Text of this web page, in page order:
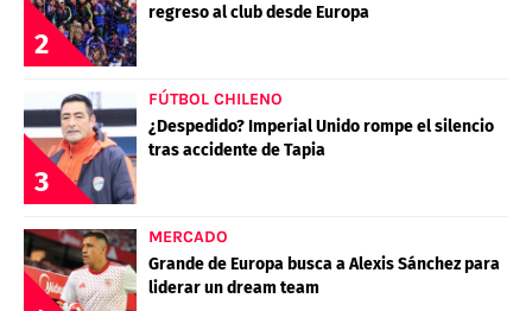
2
regreso al club desde Europa
3
FÚTBOL CHILENO
¿Despedido? Imperial Unido rompe el silencio
tras accidente de Tapia
MERCADO
Grande de Europa busca a Alexis Sánchez para
liderar un dream team